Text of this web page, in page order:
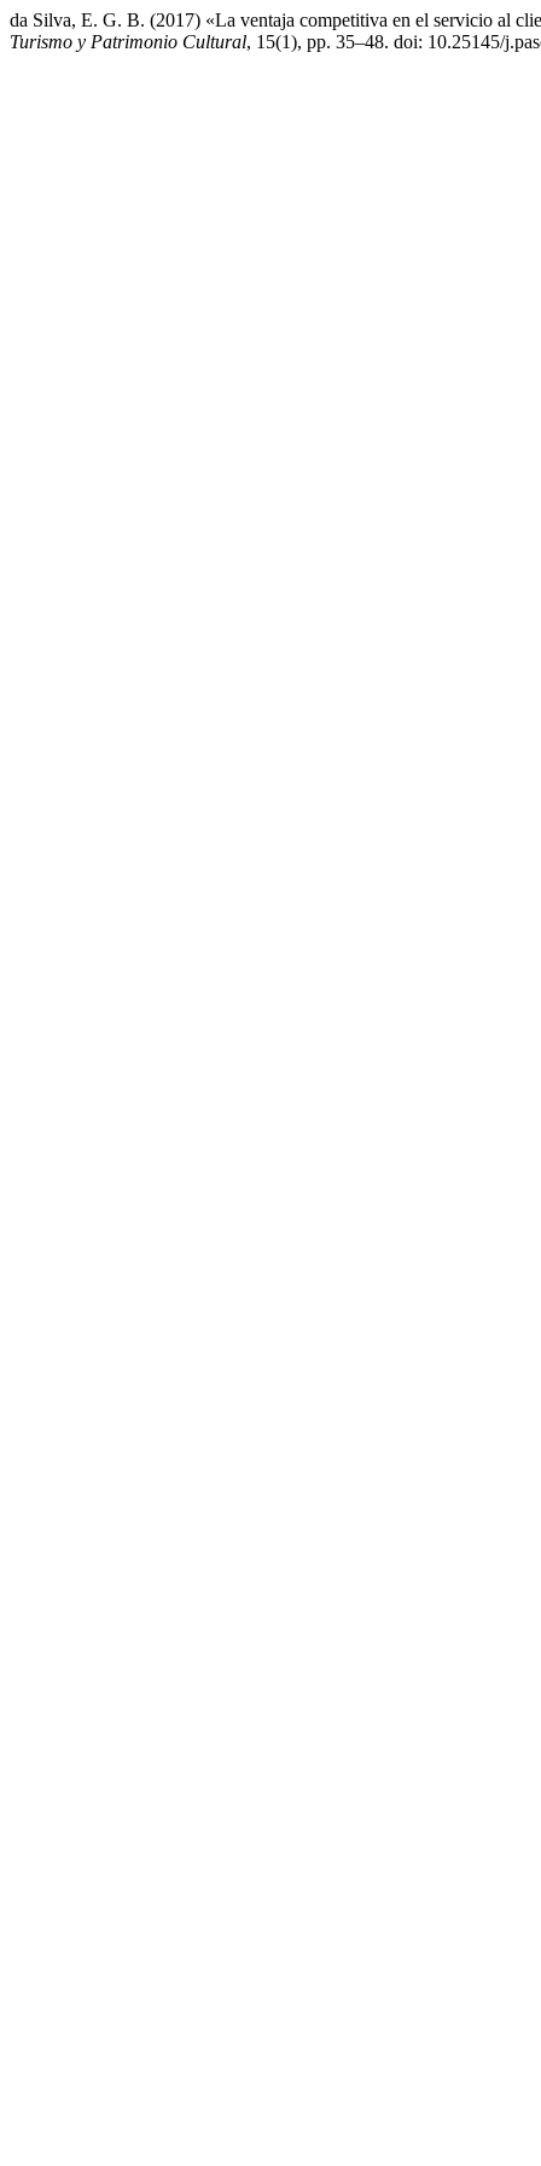
da Silva, E. G. B. (2017) «La ventaja competitiva en el servicio al
Turismo y Patrimonio Cultural, 15(1), pp. 35–48. doi: 10.25145/